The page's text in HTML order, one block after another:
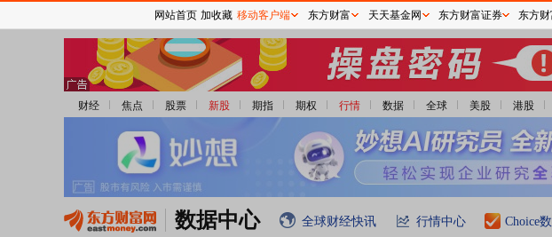
财经 焦点 股票 新股 期指 期权 行情 数据 全球 美股 港股
数据中心 全球财经快讯 行情中心 Choice
网站首页 加收藏 移动客户端 东方财富 天天基金网 东方财富证券 东方